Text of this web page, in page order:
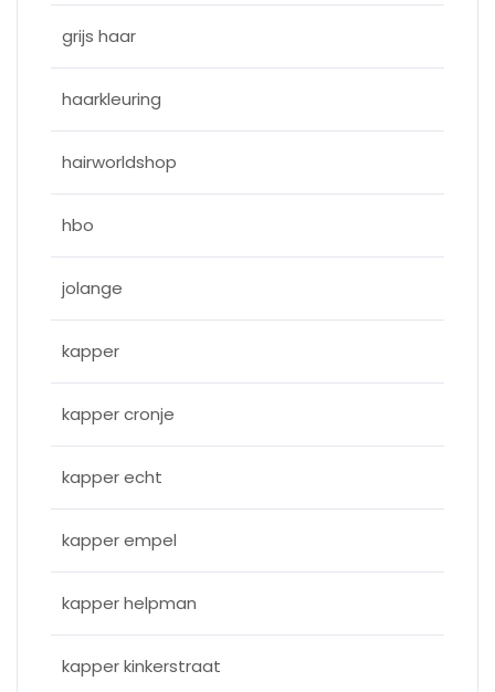
grijs haar
haarkleuring
hairworldshop
hbo
jolange
kapper
kapper cronje
kapper echt
kapper empel
kapper helpman
kapper kinkerstraat